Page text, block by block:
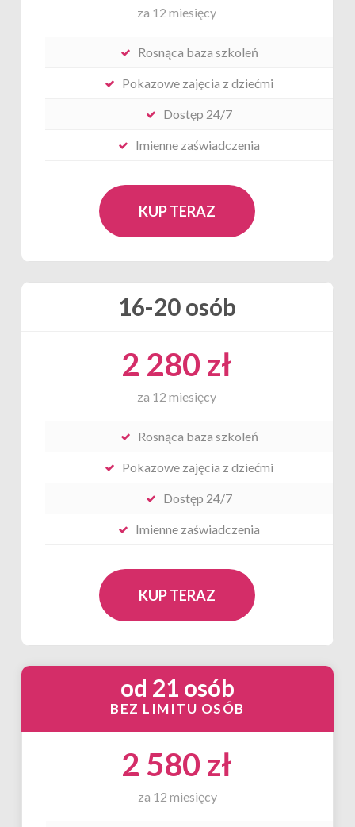
za 12 miesięcy
Rosnąca baza szkoleń
Pokazowe zajęcia z dziećmi
Dostęp 24/7
Imienne zaświadczenia
KUP TERAZ
16-20 osób
2 280 zł
za 12 miesięcy
Rosnąca baza szkoleń
Pokazowe zajęcia z dziećmi
Dostęp 24/7
Imienne zaświadczenia
KUP TERAZ
od 21 osób
BEZ LIMITU OSÓB
2 580 zł
za 12 miesięcy